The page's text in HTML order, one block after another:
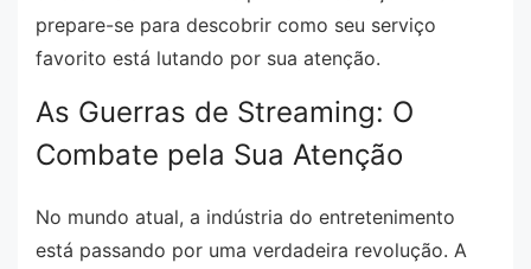
prepare-se para descobrir como seu serviço
favorito está lutando por sua atenção.
As Guerras de Streaming: O
Combate pela Sua Atenção
No mundo atual, a indústria do entretenimento
está passando por uma verdadeira revolução. A